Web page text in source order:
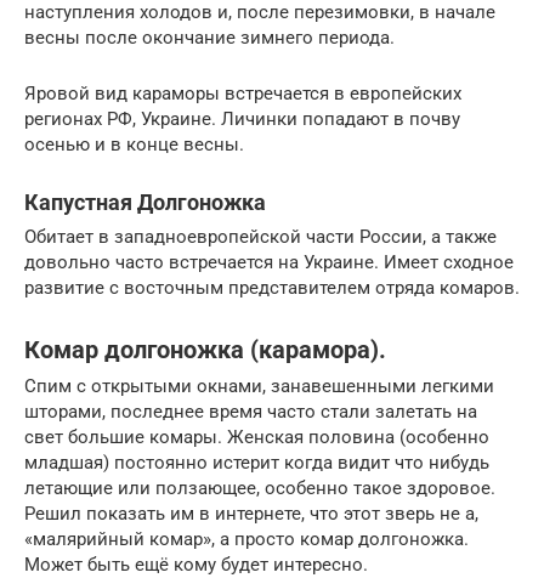
наступления холодов и, после перезимовки, в начале
весны после окончание зимнего периода.
Яровой вид караморы встречается в европейских
регионах РФ, Украине. Личинки попадают в почву
осенью и в конце весны.
Капустная Долгоножка
Обитает в западноевропейской части России, а также
довольно часто встречается на Украине. Имеет сходное
развитие с восточным представителем отряда комаров.
Комар долгоножка (карамора).
Спим с открытыми окнами, занавешенными легкими
шторами, последнее время часто стали залетать на
свет большие комары. Женская половина (особенно
младшая) постоянно истерит когда видит что нибудь
летающие или ползающее, особенно такое здоровое.
Решил показать им в интернете, что этот зверь не а,
«малярийный комар», а просто комар долгоножка.
Может быть ещё кому будет интересно.